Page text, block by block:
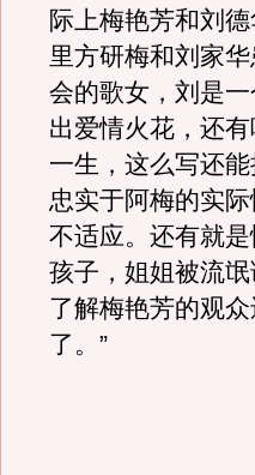
际上梅艳芳和刘
里方研梅和刘家
会的歌女，刘是
出爱情火花，还
一生，这么写还
忠实于阿梅的实
不适应。还有就
孩子，姐姐被流
了解梅艳芳的观
了。”